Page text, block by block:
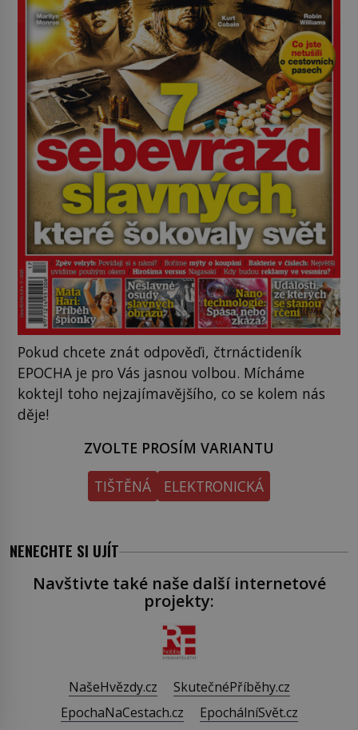
Pokud chcete znát odpověďi, čtrnáctideník
EPOCHA je pro Vás jasnou volbou. Mícháme
koktejl toho nejzajímavějšího, co se kolem nás
děje!
ZVOLTE PROSÍM VARIANTU
TIŠTĚNÁ
ELEKTRONICKÁ
NENECHTE SI UJÍT
Navštivte také naše další internetové
projekty:
NašeHvězdy.cz
SkutečnéPříběhy.cz
EpochaNaCestach.cz
EpochálníSvět.cz